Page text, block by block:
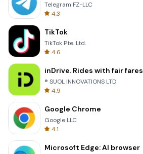
Telegram FZ-LLC
4.3
TikTok
TikTok Pte. Ltd.
4.6
inDrive. Rides with fair fares
® SUOL INNOVATIONS LTD
4.9
Google Chrome
Google LLC
4.1
Microsoft Edge: AI browser